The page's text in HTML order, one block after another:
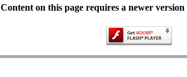
Content on this page requires a newer